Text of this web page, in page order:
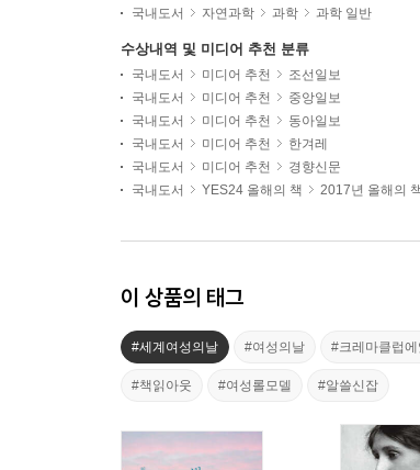
국내도서 자연과학 과학 과학 일반
수상내역 및 미디어 추천 분류
국내도서 미디어 추천
조선일보
국내도서
미디어 추천
중앙일보
국내도서
미디어 추천
동아일보
국내도서
미디어 추천
한겨레
국내도서
미디어 추천
경향신문
국내도서
YES24 올해의 책 2017년 올해의
이 상품의 태그
#세계여성의날 #여성의날 #크레마클럽에
#책읽아웃 #여성롤모델 #알쓸신잡